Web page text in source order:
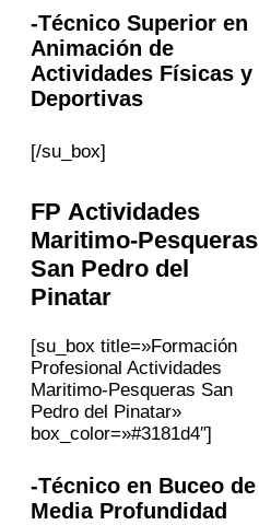
-Técnico Superior en
Animación de
Actividades Físicas y
Deportivas
[/su_box]
FP Actividades
Maritimo-Pesqueras
San Pedro del
Pinatar
[su_box title=»Formación
Profesional Actividades
Maritimo-Pesqueras San
Pedro del Pinatar»
box_color=»#3181d4″]
-Técnico en Buceo de
Media Profundidad